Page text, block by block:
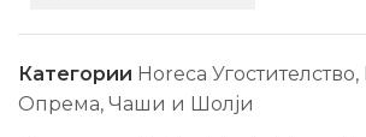
Категории Horeca Угостителство,
Опрема, Чаши и Шолји